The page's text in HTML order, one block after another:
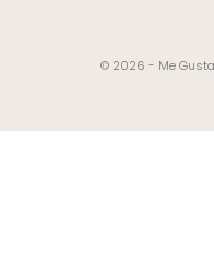
© 2026 - Me